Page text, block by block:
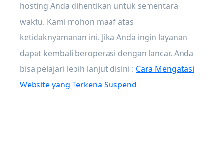
hosting Anda dihentikan untuk sementara
waktu. Kami mohon maaf atas
ketidaknyamanan ini. Jika Anda ingin layanan
dapat kembali beroperasi dengan lancar. Anda
bisa pelajari lebih lanjut disini : Cara Mengatasi
Website yang Terkena Suspend